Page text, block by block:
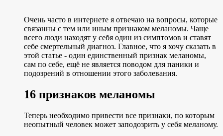
Очень часто в интернете я отвечаю на вопросы, которые
связанны с тем или иным признаком меланомы. Чаще
всего люди находят у себя один из симптомов и ставят
себе смертельный диагноз. Главное, что я хочу сказать в
этой статье - один единственный признак меланомы,
сам по себе, ещё не является поводом для паники и
подозрений в отношении этого заболевания.
16 признаков меланомы
Теперь необходимо привести все признаки, по которым
неопытный человек может заподозрить у себя меланому.